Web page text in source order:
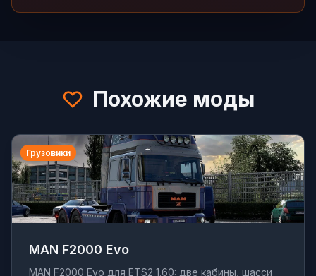
Похожие моды
Грузовики
MAN F2000 Evo
MAN F2000 Evo для ETS2 1.60: две кабины, шасси